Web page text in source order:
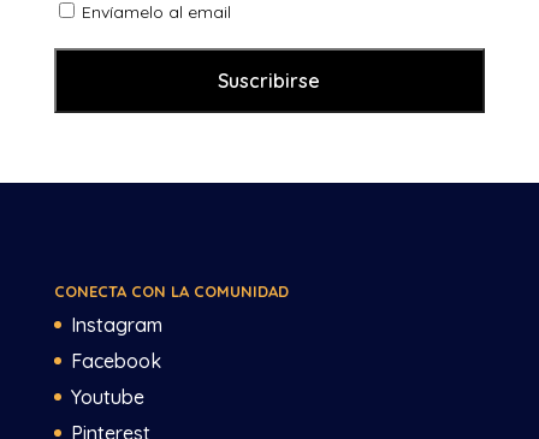
Envíamelo al email
CONECTA CON LA COMUNIDAD
Instagram
Facebook
Youtube
Pinterest